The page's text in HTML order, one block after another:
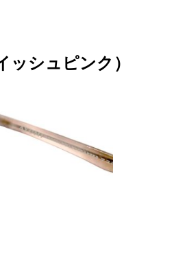
ッシュピンク）